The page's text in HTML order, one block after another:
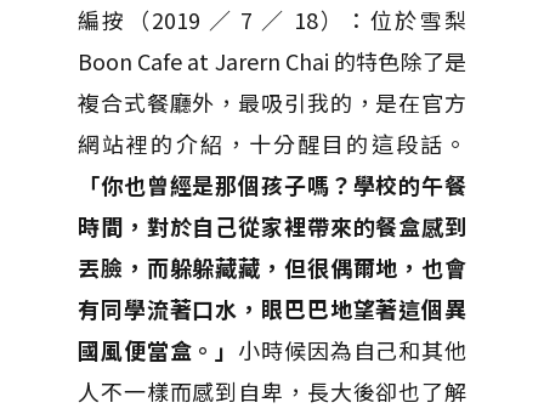
編按（2019 ／ 7 ／ 18）：位於雪梨
Boon Cafe at Jarern Chai 的特色除了是
複合式餐廳外，最吸引我的，是在官方
網站裡的介紹，十分醒目的這段話。
「你也曾經是那個孩子嗎？學校的午餐
時間，對於自己從家裡帶來的餐盒感到
丟臉，而躲躲藏藏，但很偶爾地，也會
有同學流著口水，眼巴巴地望著這個異
國風便當盒。」 小時候因為自己和其他
人不一樣而感到自卑，長大後卻也了解